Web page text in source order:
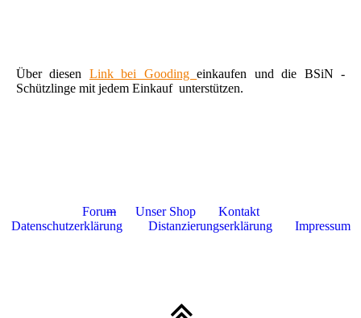
Über diesen Link bei Goodingeinkaufen und die BSiN -
Schützlinge mit jedem Einkauf unterstützen.
Forum Unser Shop Kontakt
Datenschutzerklärung
Distanzierungserklärung Impressum